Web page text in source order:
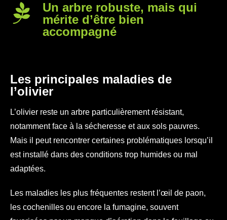
Un arbre robuste, mais qui
mérite d’être bien
accompagné
Les principales maladies de
l’olivier
L’olivier reste un arbre particulièrement résistant,
notamment face à la sécheresse et aux sols pauvres.
Mais il peut rencontrer certaines problématiques lorsqu’il
est installé dans des conditions trop humides ou mal
adaptées.
Les maladies les plus fréquentes restent l’œil de paon,
les cochenilles ou encore la fumagine, souvent